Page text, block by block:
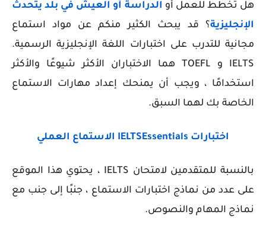
هل تخطط للعمل أو الدراسة أو العيش في بلد يتحدث
الإنجليزية؟ قد يبحث الكثير منكم عن مواد استماع
مجانية للتدرب على اختبارات اللغة الإنجليزية الرسمية.
IELTS و TOEFL هما الاختباران الأكثر شيوعًا والأكثر
استخدامًا ، ويجب أن يمنحك إعداد مهارات الاستماع
الخاصة بك لهما السبق.
اختبارات IELTSEssentials الاستماع العملي
بالنسبة للمتقدمين لامتحان IELTS ، يحتوي هذا الموقع
على عدد من نماذج اختبارات الاستماع ، جنبًا إلى جنب مع
نماذج المهام والنصوص.